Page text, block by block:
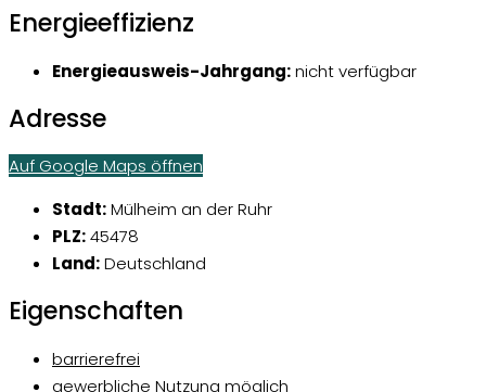
Energieeffizienz
Energieausweis-Jahrgang:nicht verfügbar
Adresse
Auf Google Maps öffnen
Stadt:Mülheim an der Ruhr
PLZ:45478
Land:Deutschland
Eigenschaften
barrierefrei
gewerbliche Nutzung möglich